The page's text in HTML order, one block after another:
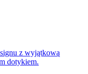
z wyjątkową
dotykiem.